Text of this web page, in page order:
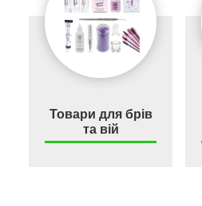
Товари для брів
та вій